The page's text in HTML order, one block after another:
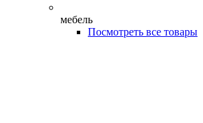
мебель
Посмотреть все товары